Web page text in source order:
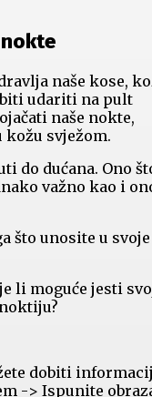
naše kose,
udariti na pult
naše nokte,
svježom.
do dućana. Ono
važno kao i
što unosite u svoje
li moguće jesti
dobiti
-> Ispunite